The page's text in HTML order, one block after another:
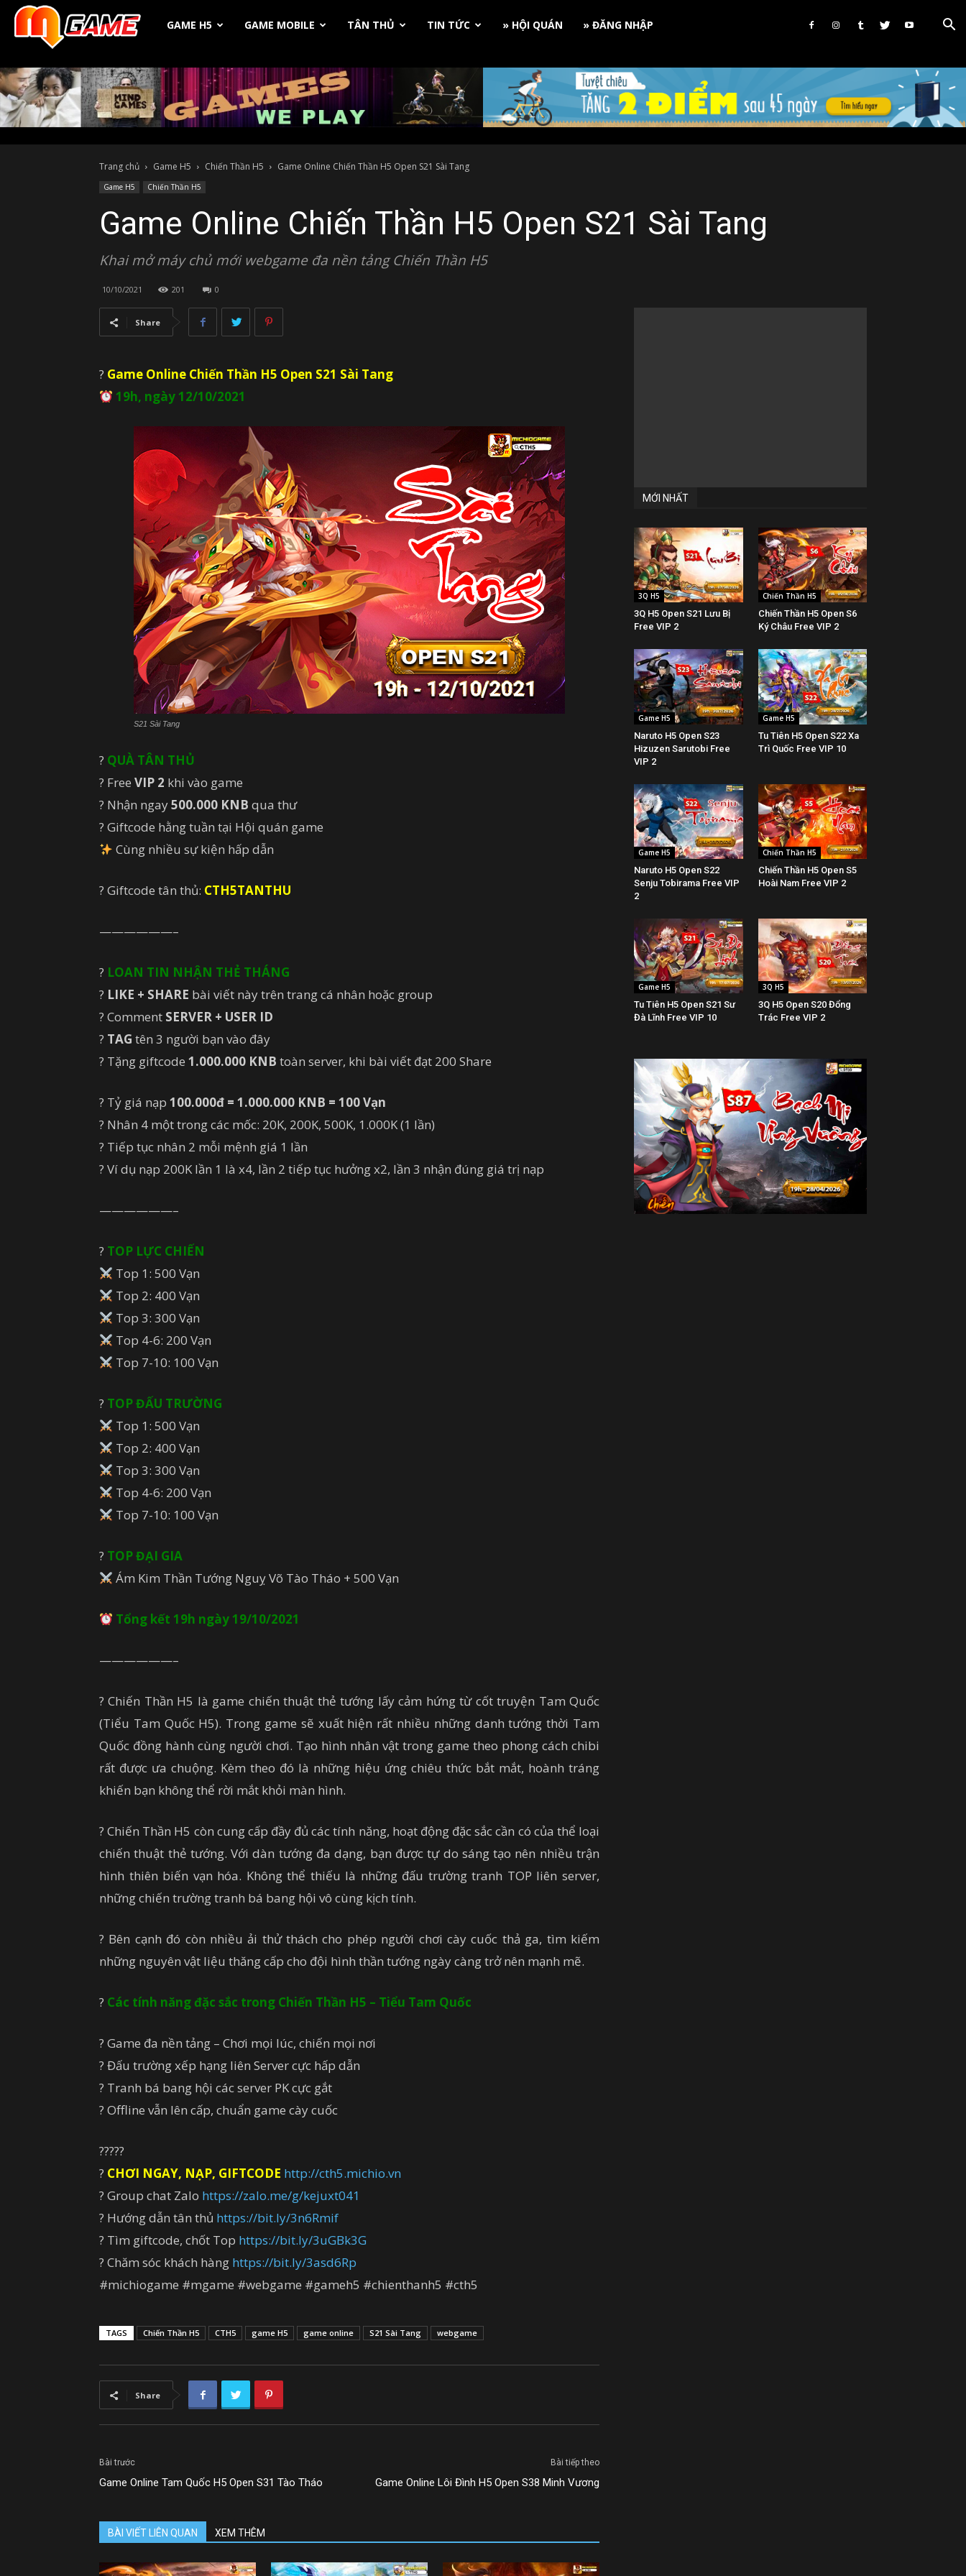
Michio
Game
GAME H5 GAME MOBILE TÂN THỦ TIN TỨC » HỘI QUÁN » ĐĂNG NHẬP
Trang chủ Game H5 Chiến Thần H5 Game Online Chiến Thần H5 Open S21 Sài Tang
Game H5 Chiến Thần H5
Game Online Chiến Thần H5 Open S21 Sài Tang
Khai mở máy chủ mới webgame đa nền tảng Chiến Thần H5
10/10/2021 201 0
Share
? Game Online Chiến Thần H5 Open S21 Sài Tang
19h, ngày 12/10/2021
S21 Sài Tang
? QUÀ TÂN THỦ
? Free VIP 2 khi vào game
? Nhận ngay500.000 KNB qua thư
? Giftcode hằng tuần tại Hội quán game
Cùng nhiều sự kiện hấp dẫn
? Giftcode tân thủ: CTH5TANTHU
——————–
? LOAN TIN NHẬN THẺ THÁNG
? LIKE + SHARE bài viết này trên trang cá nhân hoặc group
? Comment SERVER + USER ID
? TAG tên 3 người bạn vào đây
? Tặng giftcode 1.000.000 KNB toàn server, khi bài viết đạt 200 Share
? Tỷ giá nạp 100.000đ = 1.000.000 KNB = 100 Vạn
? Nhân 4 một trong các mốc: 20K, 200K, 500K, 1.000K (1 lần)
? Tiếp tục nhân 2 mỗi mệnh giá 1 lần
? Ví dụ nạp 200K lần 1 là x4, lần 2 tiếp tục hưởng x2, lần 3 nhận đúng giá trị nạp
——————–
? TOP LỰC CHIẾN
Top 1: 500 Vạn
Top 2: 400 Vạn
Top 3: 300 Vạn
Top 4-6: 200 Vạn
Top 7-10: 100 Vạn
? TOP ĐẤU TRƯỜNG
Top 1: 500 Vạn
Top 2: 400 Vạn
Top 3: 300 Vạn
Top 4-6: 200 Vạn
Top 7-10: 100 Vạn
? TOP ĐẠI GIA
Ám Kim Thần Tướng Nguỵ Võ Tào Tháo + 500 Vạn
Tổng kết 19h ngày 19/10/2021
——————–
? Chiến Thần H5 là game chiến thuật thẻ tướng lấy cảm hứng từ cốt truyện Tam Quốc
(Tiểu Tam Quốc H5). Trong game sẽ xuất hiện rất nhiều những danh tướng thời Tam
Quốc đồng hành cùng người chơi. Tạo hình nhân vật trong game theo phong cách chibi
rất được ưa chuộng. Kèm theo đó là những hiệu ứng chiêu thức bắt mắt, hoành tráng
khiến bạn không thể rời mắt khỏi màn hình.
? Chiến Thần H5 còn cung cấp đầy đủ các tính năng, hoạt động đặc sắc cần có của thể loại
chiến thuật thẻ tướng. Với dàn tướng đa dạng, bạn được tự do sáng tạo nên nhiều trận
hình thiên biến vạn hóa. Không thể thiếu là những đấu trường tranh TOP liên server,
những chiến trường tranh bá bang hội vô cùng kịch tính.
? Bên cạnh đó còn nhiều ải thử thách cho phép người chơi cày cuốc thả ga, tìm kiếm
những nguyên vật liệu thăng cấp cho đội hình thần tướng ngày càng trở nên mạnh mẽ.
? Các tính năng đặc sắc trong Chiến Thần H5 – Tiểu Tam Quốc
? Game đa nền tảng – Chơi mọi lúc, chiến mọi nơi
? Đấu trường xếp hạng liên Server cực hấp dẫn
? Tranh bá bang hội các server PK cực gắt
? Offline vẫn lên cấp, chuẩn game cày cuốc
?????
? CHƠI NGAY, NẠP, GIFTCODE http://cth5.michio.vn
? Group chat Zalo https://zalo.me/g/kejuxt041
? Hướng dẫn tân thủ https://bit.ly/3n6Rmif
? Tìm giftcode, chốt Top https://bit.ly/3uGBk3G
? Chăm sóc khách hàng https://bit.ly/3asd6Rp
#michiogame #mgame #webgame #gameh5 #chienthanh5 #cth5
TAGS Chiến Thần H5 CTH5 game H5 game online S21 Sài Tang webgame
Share
Bài trước
Game Online Tam Quốc H5 Open S31 Tào Tháo
Bài tiếp theo
Game Online Lôi Đình H5 Open S38 Minh Vương
BÀI VIẾT LIÊN QUAN XEM THÊM
MỚI NHẤT
3Q H5
3Q H5 Open S21 Lưu Bị
Free VIP 2
Chiến Thần H5
Chiến Thần H5 Open S6
Ký Châu Free VIP 2
Game H5
Naruto H5 Open S23
Hizuzen Sarutobi Free
VIP 2
Game H5
Tu Tiên H5 Open S22 Xa
Trì Quốc Free VIP 10
Game H5
Naruto H5 Open S22
Senju Tobirama Free VIP
2
Chiến Thần H5
Chiến Thần H5 Open S5
Hoài Nam Free VIP 2
Game H5
Tu Tiên H5 Open S21 Sư
Đà Lĩnh Free VIP 10
3Q H5
3Q H5 Open S20 Đổng
Trác Free VIP 2